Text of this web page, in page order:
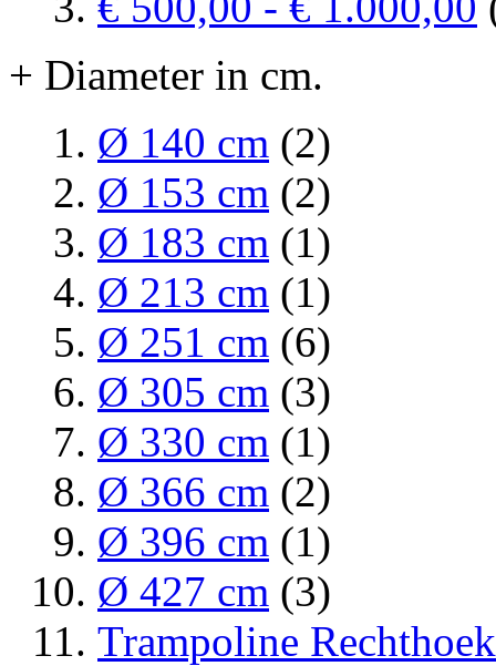
+ Diameter in cm.
Ø 140 cm (2)
Ø 153 cm (2)
Ø 183 cm (1)
Ø 213 cm (1)
Ø 251 cm (6)
Ø 305 cm (3)
Ø 330 cm (1)
Ø 366 cm (2)
Ø 396 cm (1)
Ø 427 cm (3)
Trampoline Rechthoek